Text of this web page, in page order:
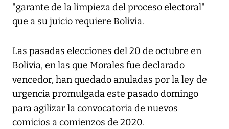
"garante de la limpieza del proceso electoral"
que a su juicio requiere Bolivia.
Las pasadas elecciones del 20 de octubre en
Bolivia, en las que Morales fue declarado
vencedor, han quedado anuladas por la ley de
urgencia promulgada este pasado domingo
para agilizar la convocatoria de nuevos
comicios a comienzos de 2020.